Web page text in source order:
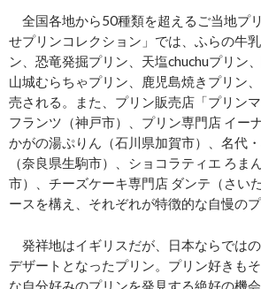
全国各地から50種類を超えるご当地プ
せプリンコレクション」では、ふらの牛
ン、恐竜発掘プリン、天塩chuchuプリン
山城むらちゃプリン、鹿児島焼きプリン
売される。また、プリン販売店「プリン
フランツ（神戸市）、プリン専門店 イー
かがの湯ぷりん（石川県加賀市）、名代
（奈良県生駒市）、ショコラティエ ろま
市）、チーズケーキ専門店 ダンテ（さい
ースを構え、それぞれが特徴的な自慢のプ
発祥地はイギリスだが、日本ならでは
デザートとなったプリン。プリン好きも